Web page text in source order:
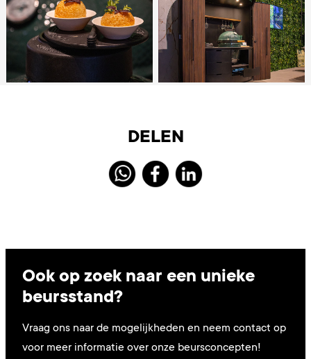
DELEN
Ook op zoek naar een unieke
beursstand?
Vraag ons naar de mogelijkheden en neem contact op
voor meer informatie over onze beursconcepten!